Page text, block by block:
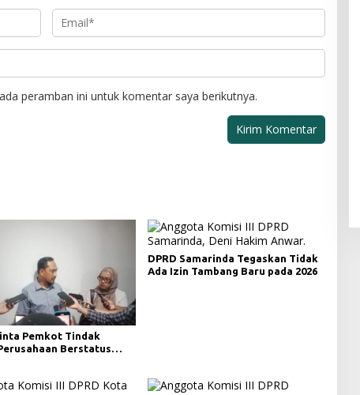
peramban ini untuk komentar saya berikutnya.
Pemkot Tindak
Berstatus
DPRD Samarinda Tegaskan Tidak
Ada Izin Tambang Baru pada 2026